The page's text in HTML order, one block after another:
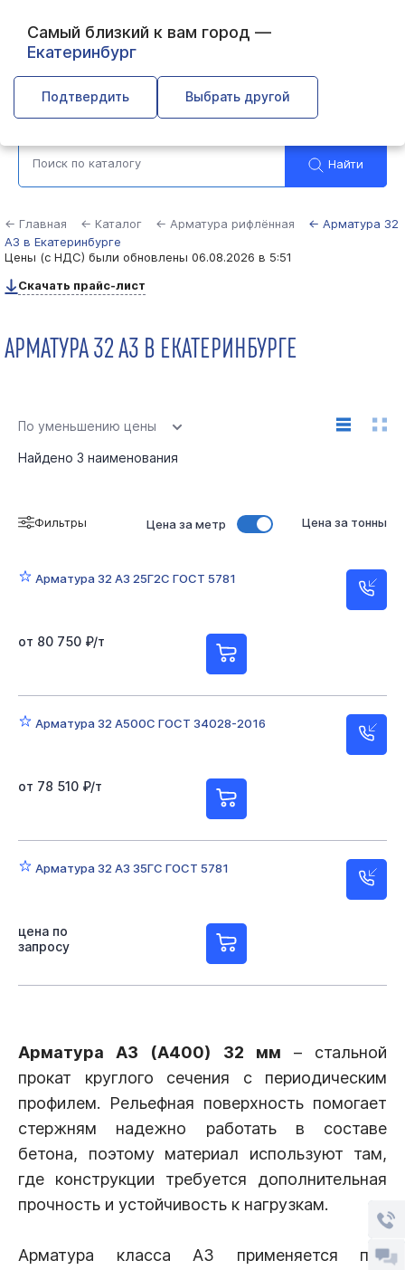
Самый близкий к вам город —
Екатеринбург
Подтвердить Выбрать другой
Выберите город
Найти
← Главная ← Каталог ← Арматура рифлённая
← Арматура 32
А3 в Екатеринбурге
Цены (с НДС) были обновлены 06.08.2026 в 5:51
Скачать прайс-лист
АРМАТУРА 32 А3 В ЕКАТЕРИНБУРГЕ
По уменьшению цены
Найдено 3 наименования
Фильтры Цена за метр Цена за тонны
Арматура 32 А3 25Г2С ГОСТ 5781
от 80 750 ₽/т
Арматура 32 А500С ГОСТ 34028-2016
от 78 510 ₽/т
Арматура 32 А3 35ГС ГОСТ 5781
цена по
запросу
Арматура А3 (А400) 32 мм – стальной
прокат круглого сечения с периодическим
профилем. Рельефная поверхность помогает
стержням надежно работать в составе
бетона, поэтому материал используют там,
где конструкции требуется дополнительная
прочность и устойчивость к нагрузкам.
Арматура класса А3 применяется при